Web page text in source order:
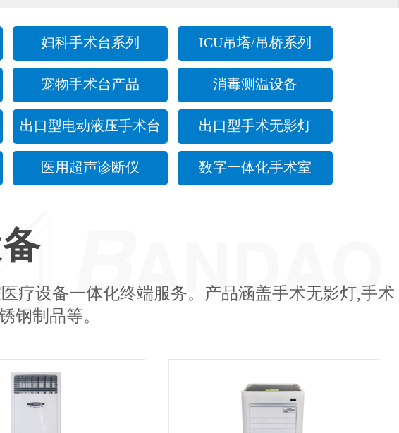
妇科手术台系列 ICU吊塔/吊桥系列
宠物手术台产品 消毒测温设备
出口型电动液压手术台 出口型手术无影灯
医用超声诊断仪 数字一体化手术室
疗设备一体化终端服务。产品涵盖手术无影灯,手术
钢制品等。